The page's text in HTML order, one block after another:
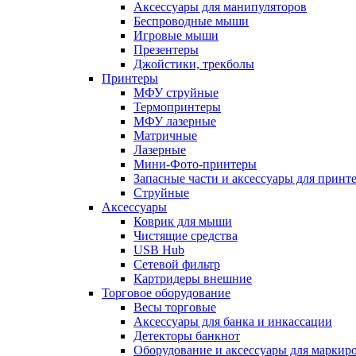
Аксессуары для манипуляторов
Беспроводные мыши
Игровые мыши
Презентеры
Джойстики, трекболы
Принтеры
МФУ струйные
Термопринтеры
МФУ лазерные
Матричные
Лазерные
Мини-Фото-принтеры
Запасные части и аксессуары для
Струйные
Аксессуары
Коврик для мыши
Чистящие средства
USB Hub
Сетевой фильтр
Картридеры внешние
Торговое оборудование
Весы торговые
Аксессуары для банка и инкассации
Детекторы банкнот
Оборудование и аксессуары для